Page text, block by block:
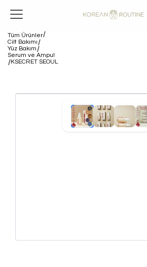
Tüm Ürünler
Cilt Bakımı
Yüz Bakım
Serum ve Ampul
KSECRET SEOUL